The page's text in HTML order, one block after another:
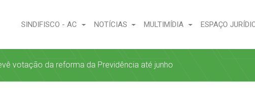
SINDIFISCO - AC NOTÍCIAS MULTIMÍDIA ESPAÇO
votação da reforma da Previdência até junho